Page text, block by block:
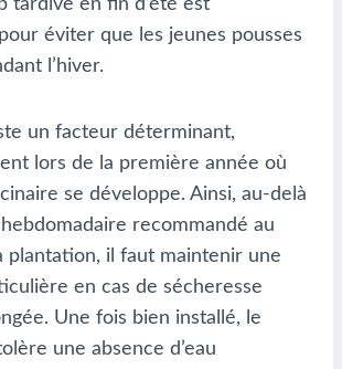
tardive en fin d’été est
éviter que les jeunes pousses
l’hiver.
un facteur déterminant,
lors de la première année où
se développe. Ainsi, au-delà
hebdomadaire recommandé au
plantation, il faut maintenir une
en cas de sécheresse
Une fois bien installé, le
une absence d’eau